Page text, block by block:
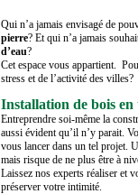
Qui n’a jamais envisagé de
pierre? Et qui n’a jamais
d’eau?
Cet espace vous appartient.
stress et de l’activité des villes?
Installation de bois en
Entreprendre soi-même la
aussi évident qu’il n’y parait.
vous lancer dans un tel projet.
mais risque de ne plus être à
Laissez nos experts réaliser et
préserver votre intimité.